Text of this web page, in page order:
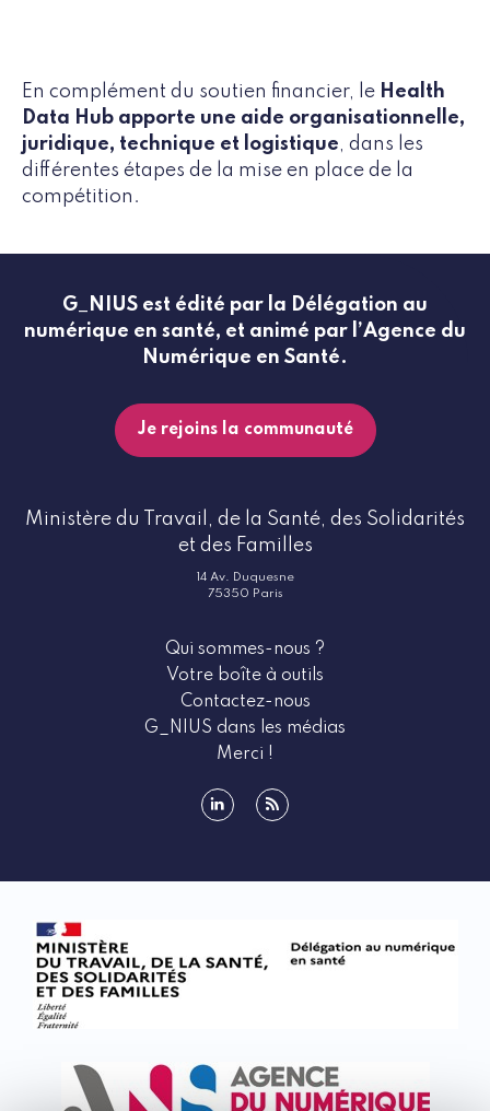
En complément du soutien financier, le Health
Data Hub apporte une aide organisationnelle,
juridique, technique et logistique, dans les
différentes étapes de la mise en place de la
compétition.
G_NIUS est édité par la Délégation au
numérique en santé, et animé par l’Agence du
Numérique en Santé.
Je rejoins la communauté
Ministère du Travail, de la Santé, des Solidarités
et des Familles
14 Av. Duquesne
75350 Paris
Qui sommes-nous ?
Votre boîte à outils
Contactez-nous
G_NIUS dans les médias
Merci !